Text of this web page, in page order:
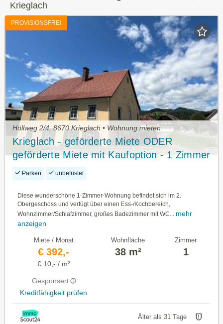
Krieglach
PROVISIONSFREI
Höllweg 2/4, 8670 Krieglach • Wohnung mieten
Krieglach - geförderte Miete ODER
geförderte Miete mit Kaufoption - 1 Zimmer
Parken unbefristet
Diese wunderschöne 1-Zimmer-Wohnung befindet sich im 2.
Obergeschoss und verfügt über einen Ess-/Kochbereich,
Wohnzimmer/Schlafzimmer, großes Badezimmer mit WC...
mehr
anzeigen
Miete / Monat
€ 392,-
€ 10,- / m²
Gesponsert
Kreditfähigkeit prüfen
Wohnfläche
38 m²
Zimmer
1
Älter als 31 Tage